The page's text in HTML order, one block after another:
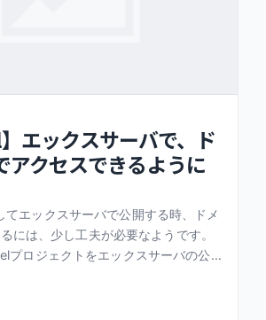
エックスサーバで、ド
アクセスできるように
てエックスサーバで公開する時、ドメ
には、少し工夫が必要なようです。
プロジェクトをエックスサーバの公